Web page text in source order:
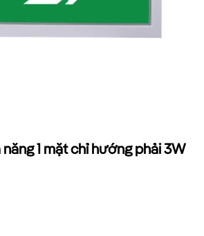
1 mặt chỉ hướng phải 3W
chỉ hướng phải 3W MPE EXR/M số lượng